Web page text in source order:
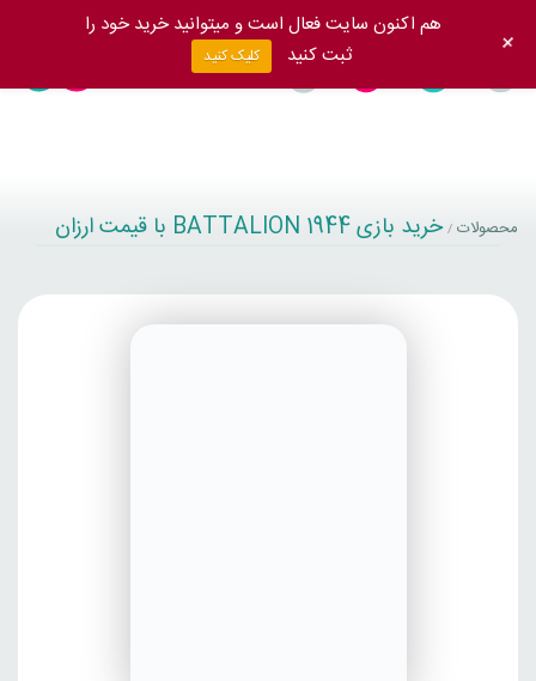
محصولات / خرید بازی BATTALION 1944 با قیمت ارزان
هم اکنون سایت فعال است و میتوانید خرید خود را
ثبت کنید
کلیک کنید +